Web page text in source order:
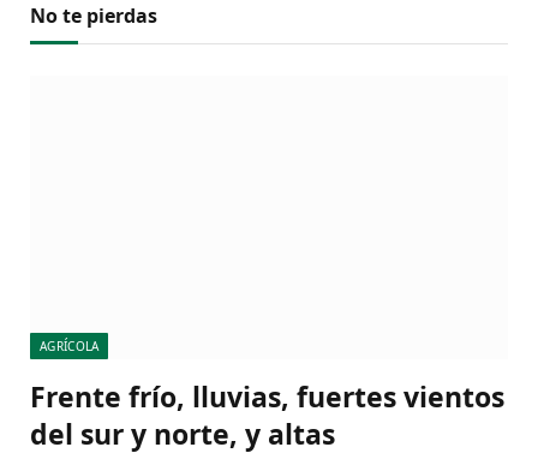
No te pierdas
AGRÍCOLA
Frente frío, lluvias, fuertes vientos
del sur y norte, y altas